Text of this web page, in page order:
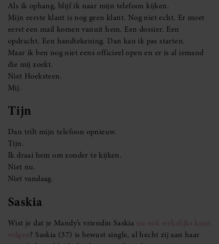
Als ik ophang, blijf ik naar mijn telefoon kijken.
Mijn eerste klant is nog geen klant. Nog niet echt. Er moet
eerst een mail komen vanuit hem. Een dossier. Een
opdracht. Een handtekening. Dan kan ik pas starten.
Maar ik ben nog niet eens officieel open en er is al iemand
die mij zoekt.
Niet Hoeksteen.
Mij.
Tijn
Dan trilt mijn telefoon opnieuw.
Tijn.
Ik draai hem om zonder te kijken.
Niet nu.
Niet vandaag.
Saskia
Wist je dat je Mandy’s vriendin Saskia nu ook wekelijks kunt
volgen? Saskia (37) is bewust single, al hecht zij aan haar